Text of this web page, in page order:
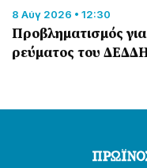
8 Αύγ 2026 • 12:30
Προβληματισμός
ρεύματος του